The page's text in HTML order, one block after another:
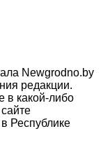
Newgrodno.by
редакции.
в какой-либо
Республике